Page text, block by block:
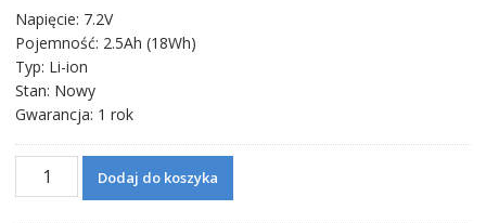
Napięcie: 7.2V
Pojemność: 2.5Ah (18Wh)
Typ: Li-ion
Stan: Nowy
Gwarancja: 1 rok
ilość
Bateria
Dodaj do koszyka